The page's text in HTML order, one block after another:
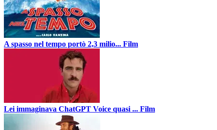
A spasso nel tempo portò 2,3 milio... Film
Lei immaginava ChatGPT Voice quasi ... Film